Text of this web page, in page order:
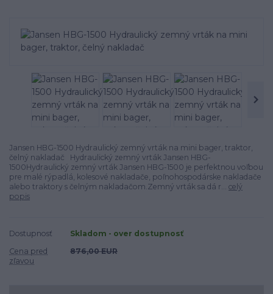
Jansen HBG-1500 Hydraulický zemný vrták na mini bager, traktor,
čelný nakladač Hydraulický zemný vrták Jansen HBG-
1500Hydraulický zemný vrták Jansen HBG-1500 je perfektnou voľbou
pre malé rýpadlá, kolesové nakladače, poľnohospodárske nakladače
alebo traktory s čelným nakladačom.Zemný vrták sa dá r... celý
popis
Dostupnosť
Skladom - over dostupnosť
Cena pred
zľavou
876,00 EUR